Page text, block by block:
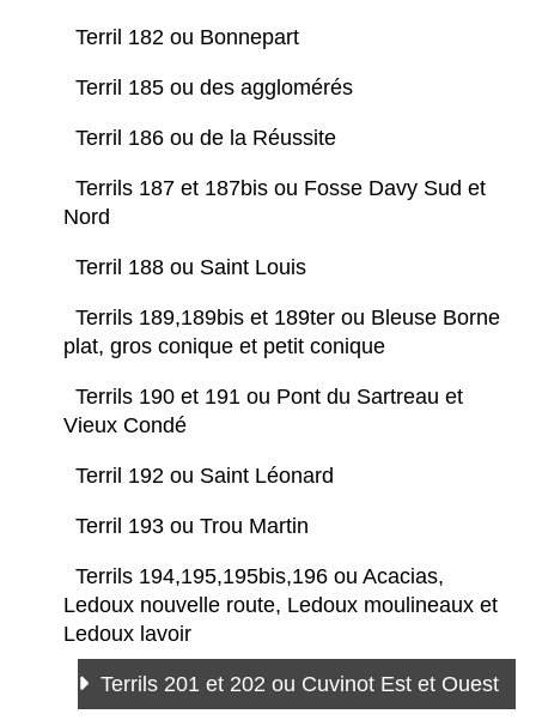
Terril 182 ou Bonnepart
Terril 185 ou des agglomérés
Terril 186 ou de la Réussite
Terrils 187 et 187bis ou Fosse Davy Sud et
Nord
Terril 188 ou Saint Louis
Terrils 189,189bis et 189ter ou Bleuse Borne
plat, gros conique et petit conique
Terrils 190 et 191 ou Pont du Sartreau et
Vieux Condé
Terril 192 ou Saint Léonard
Terril 193 ou Trou Martin
Terrils 194,195,195bis,196 ou Acacias,
Ledoux nouvelle route, Ledoux moulineaux et
Ledoux lavoir
Terrils 201 et 202 ou Cuvinot Est et Ouest